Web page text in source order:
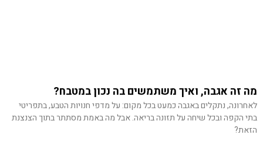
מה זה אגבה, ואיך משתמשים בה נכון במטבח?
לאחרונה, נתקלים באגבה כמעט בכל מקום: על מדפי חנויות הטבע, בתפריטי
בתי הקפה ובכל שיחה על תזונה בריאה. אבל מה באמת מסתתר בתוך הצנצנת
הזאת?